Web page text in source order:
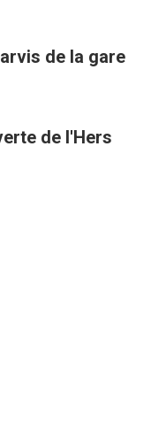
de la gare
de l'Hers